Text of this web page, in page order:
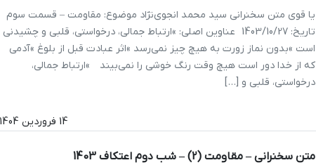
یا قوی متن سخنرانی سید محمد انجوی‌نژاد موضوع: مقاومت – قسمت سوم
تاریخ: 1403/10/27 عناوین اصلی: »ارتباط جمالی، درخواستی، قلبی و چشیدنی
است »بدون نماز زورت به هیچ چیز نمی‌رسد »اثر عبادت قبل از بلوغ »آدمی
که از خدا دور است هیچ وقت رنگ خوشی را نمی‌بیند »ارتباط جمالی،
درخواستی، قلبی و […]
14 فروردین 1404
متن سخنرانی – مقاومت (2) – شب دوم اعتکاف 1403